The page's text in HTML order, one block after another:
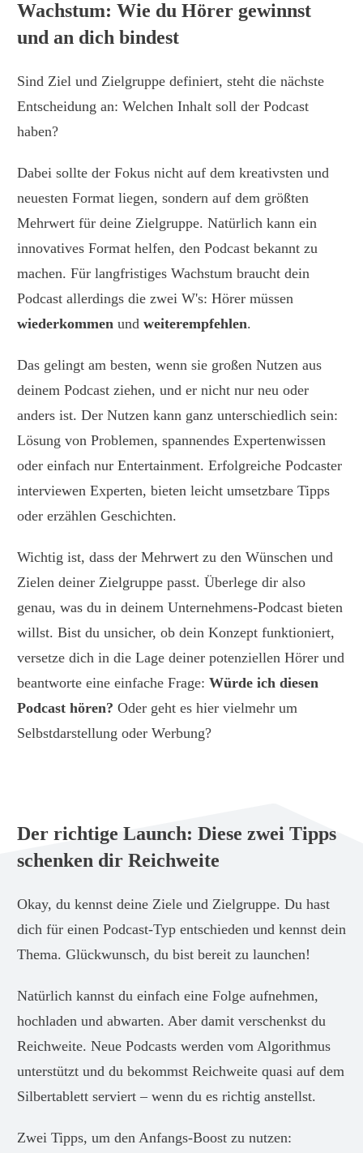
Wachstum: Wie du Hörer gewinnst
und an dich bindest
Sind Ziel und Zielgruppe definiert, steht die nächste
Entscheidung an: Welchen Inhalt soll der Podcast
haben?
Dabei sollte der Fokus nicht auf dem kreativsten und
neuesten Format liegen, sondern auf dem größten
Mehrwert für deine Zielgruppe. Natürlich kann ein
innovatives Format helfen, den Podcast bekannt zu
machen. Für langfristiges Wachstum braucht dein
Podcast allerdings die zwei W's: Hörer müssen
wiederkommen und weiterempfehlen.
Das gelingt am besten, wenn sie großen Nutzen aus
deinem Podcast ziehen, und er nicht nur neu oder
anders ist. Der Nutzen kann ganz unterschiedlich sein:
Lösung von Problemen, spannendes Expertenwissen
oder einfach nur Entertainment. Erfolgreiche Podcaster
interviewen Experten, bieten leicht umsetzbare Tipps
oder erzählen Geschichten.
Wichtig ist, dass der Mehrwert zu den Wünschen und
Zielen deiner Zielgruppe passt. Überlege dir also
genau, was du in deinem Unternehmens-Podcast bieten
willst. Bist du unsicher, ob dein Konzept funktioniert,
versetze dich in die Lage deiner potenziellen Hörer und
beantworte eine einfache Frage: Würde ich diesen
Podcast hören? Oder geht es hier vielmehr um
Selbstdarstellung oder Werbung?
Der richtige Launch: Diese zwei Tipps
schenken dir Reichweite
Okay, du kennst deine Ziele und Zielgruppe. Du hast
dich für einen Podcast-Typ entschieden und kennst dein
Thema. Glückwunsch, du bist bereit zu launchen!
Natürlich kannst du einfach eine Folge aufnehmen,
hochladen und abwarten. Aber damit verschenkst du
Reichweite. Neue Podcasts werden vom Algorithmus
unterstützt und du bekommst Reichweite quasi auf dem
Silbertablett serviert – wenn du es richtig anstellst.
Zwei Tipps, um den Anfangs-Boost zu nutzen: